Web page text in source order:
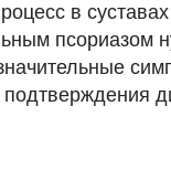
в
псориазом